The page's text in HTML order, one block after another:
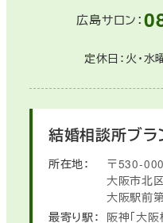
広島サロン：
定休日：火・
結婚相談所ブラ
所在地： 〒530-
大阪市北
大阪駅前
最寄り駅： 阪神「大阪